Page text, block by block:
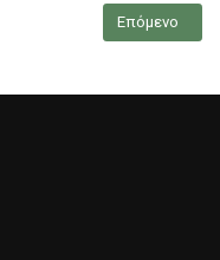
Επόμενο
Επόμενο